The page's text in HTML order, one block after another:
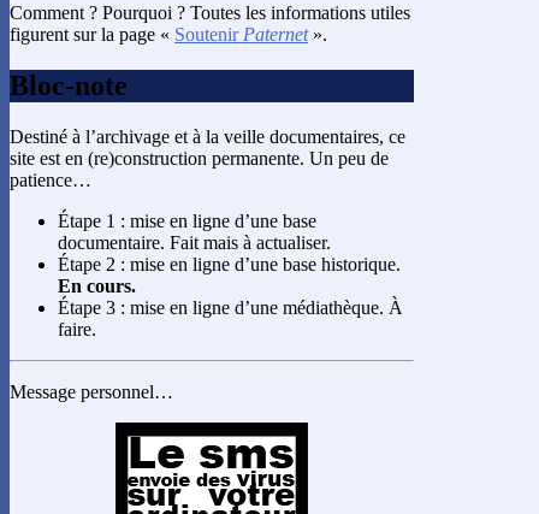
Comment ? Pourquoi ? Toutes les informations utiles
figurent sur la page « Soutenir Paternet».
Bloc-note
Destiné à l’archivage et à la veille documentaires, ce
site est en (re)construction permanente. Un peu de
patience…
Étape 1 : mise en ligne d’une base
documentaire. Fait mais à actualiser.
Étape 2 : mise en ligne d’une base historique.
En cours.
Étape 3 : mise en ligne d’une médiathèque. À
faire.
Message personnel…